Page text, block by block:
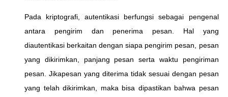
Pada kriptografi, autentikasi berfungsi sebagai pengenal
antara pengirim dan penerima pesan. Hal yang
diautentikasi berkaitan dengan siapa pengirim pesan, pesan
yang dikirimkan, panjang pesan serta waktu pengiriman
pesan. Jikapesan yang diterima tidak sesuai dengan pesan
yang telah dikirimkan, maka bisa dipastikan bahwa pesan